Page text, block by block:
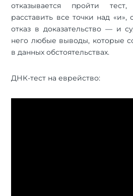
отказывается пройти
расставить все точки над
отказ в доказательство — и
него любые выводы, которые
в данных обстоятельствах.
ДНК-тест на еврейство: